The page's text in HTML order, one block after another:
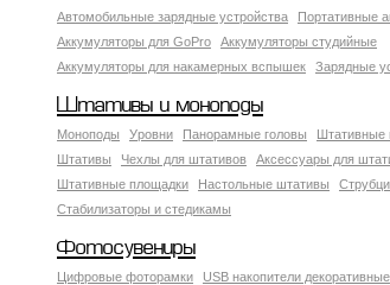
Автомобильные зарядные устройства
Портативные
Аккумуляторы для GoPro
Аккумуляторы студийные
Аккумуляторы для накамерных вспышек
Зарядные
Штативы и моноподы
Моноподы Уровни Панорамные головы Штативные
Штативы
Чехлы для штативов
Аксессуары для
Штативные площадки
Настольные штативы
Стабилизаторы и стедикамы
Фотосувениры
Цифровые фоторамки USB накопители декоративные